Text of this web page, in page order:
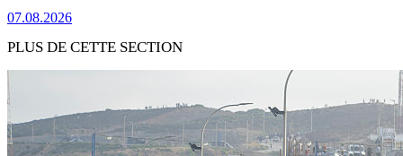
07.08.2026
PLUS DE CETTE SECTION